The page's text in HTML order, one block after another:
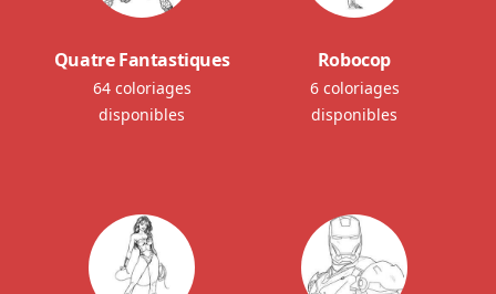
Quatre Fantastiques
64 coloriages
disponibles
Robocop
6 coloriages
disponibles